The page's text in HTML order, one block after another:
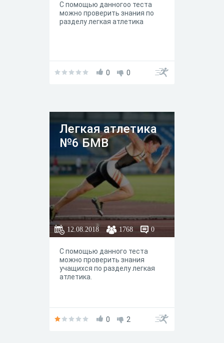
С помощью данногоо теста
можно проверить знания по
разделу легкая атлетика
0 0
Легкая атлетика
№6 БМВ
12.08.2018 1768 0
С помощью данного теста
можно проверить знания
учащихся по разделу легкая
атлетика.
0 2